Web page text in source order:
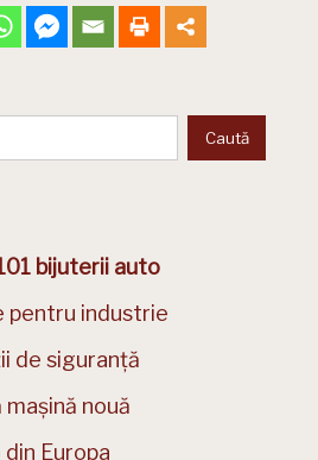
bijuterii auto
pentru industrie
de siguranță
mașină nouă
Europa